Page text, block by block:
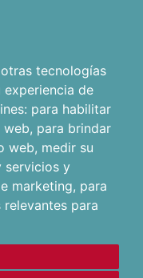
tecnologías
experiencia de
para habilitar
web, para brindar
web, medir su
servicios y
marketing, para
relevantes para